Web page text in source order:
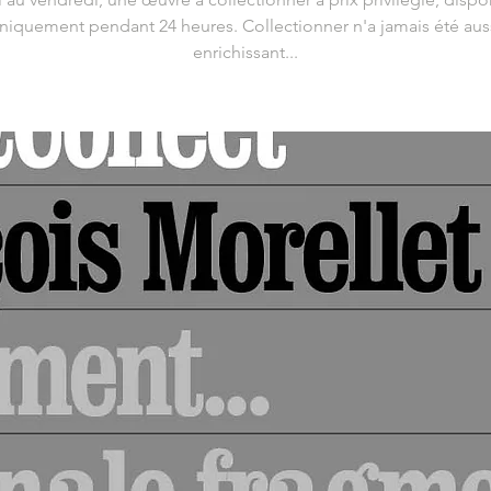
pendant 24 heures. Collectionner n'a jamais été
enrichissant...